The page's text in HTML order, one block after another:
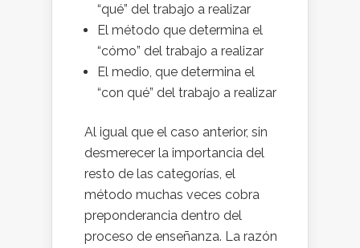
“qué” del trabajo a realizar
El método que determina el
“cómo” del trabajo a realizar
El medio, que determina el
“con qué” del trabajo a realizar
Al igual que el caso anterior, sin
desmerecer la importancia del
resto de las categorías, el
método muchas veces cobra
preponderancia dentro del
proceso de enseñanza. La razón